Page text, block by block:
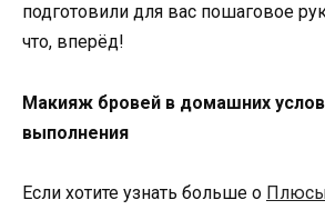
подготовили для вас пошаговое
что, вперёд!
Макияж бровей в домашних
выполнения
Если хотите узнать больше о